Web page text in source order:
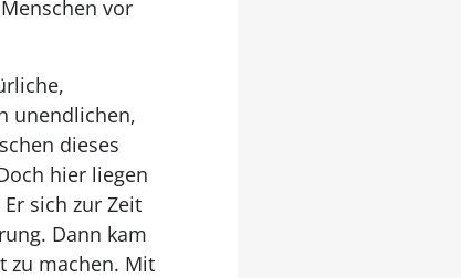
vor
unendlichen,
dieses
hier liegen
sich zur Zeit
Dann kam
zu machen. Mit